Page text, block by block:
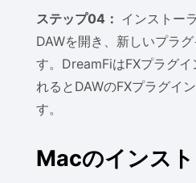
ステップ04： インストー
DAWを開き、新しいプラ
す。DreamFiはFXプラグ
れるとDAWのFXプラグイ
す。
Macのインス